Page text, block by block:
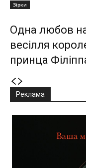
Зірки
Одна любов
весілля
принца
Реклама